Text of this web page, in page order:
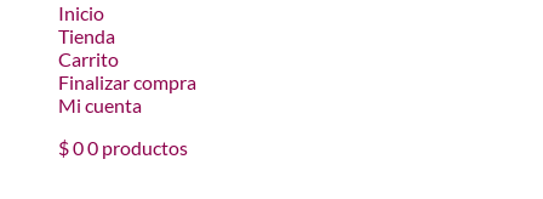
Inicio
Tienda
Carrito
Finalizar compra
Mi cuenta
$00 productos